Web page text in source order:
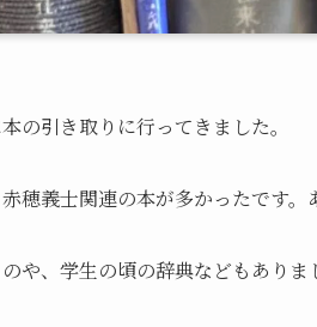
の引き取りに行ってきました。
穂義士関連の本が多かったです
や、学生の頃の辞典などもありま